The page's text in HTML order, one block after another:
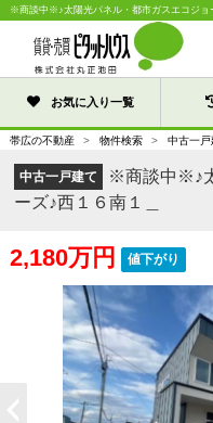
お気に入り一覧
帯広の不動産 > 物件検索 > 中古一戸
中古一戸建て
※商談中※♪
ーズ♪西１６南１＿
2,180万円 値下がり